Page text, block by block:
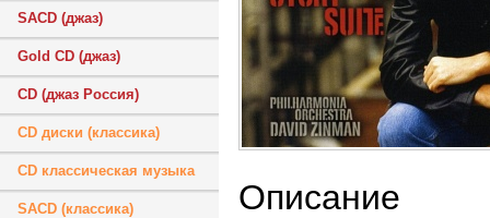
SACD (джаз)
Gold CD (джаз)
CD (джаз Россия)
CD диски (классика)
CD классическая музыка
SACD (классика) Описание